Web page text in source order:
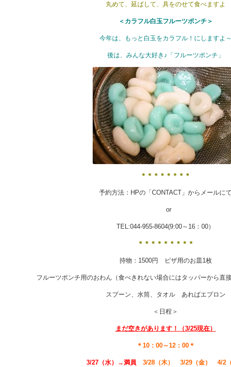
丸めて、延ばして、具をのせて食べますよ
＜カラフル白玉フルーツポンチ＞
今年は、もっと白玉をカラフル！にしますよ
後は、みんな大好き♪「フルーツポンチ」
＊＊＊＊＊＊＊＊
予約方法：HPの「CONTACT」からメールに
or
TEL:044-955-8604(9:00～16：00）
＊＊＊＊＊＊＊＊＊
持物：1500円 ピザ用のお皿1枚
フルーツポンチ用のおわん（食べきれない場合にはタッパーから直
スプーン、水筒、タオル あればエプロン
＜日程＞
まだ空きがあります！（3/25現在）
＊10：00～12：00＊
3/27（水）→満員 3/28（木） 3/29（金） 4/2